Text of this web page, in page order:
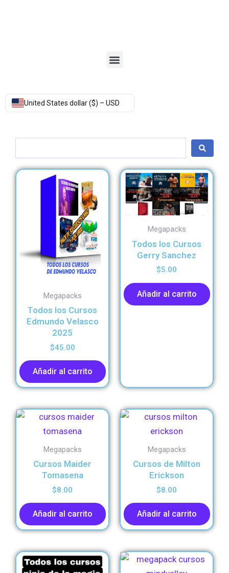
Menu
United States dollar ($) – USD
Megapacks
Todos los Cursos
Edmundo Velasco
2025
$45.00
Añadir al carrito
Megapacks
Todos los Cursos
Gerry Sanchez
$5.00
Añadir al carrito
Megapacks
Cursos Maider
Tomasena
$8.00
Añadir al carrito
Megapacks
Cursos de Milton
Erickson
$8.00
Añadir al carrito